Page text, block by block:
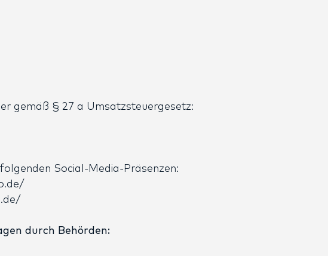
gemäß § 27 a Umsatzsteuergesetz:
Social-Media-Präsenzen:
durch Behörden: